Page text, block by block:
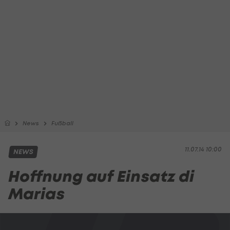
News Fußball
11.07.14 10:00
NEWS
Hoffnung auf Einsatz di
Marias